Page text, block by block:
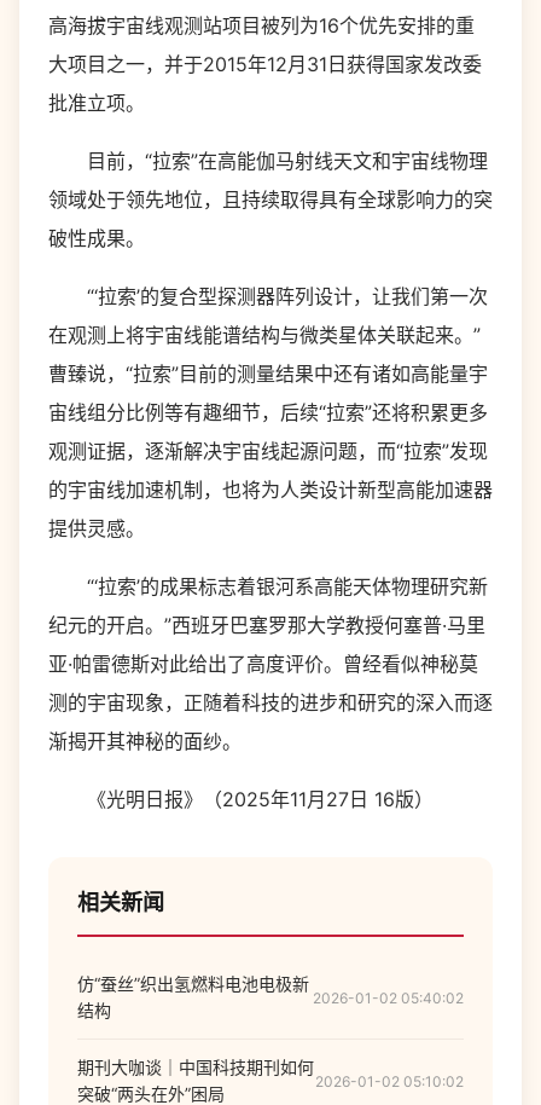
高海拔宇宙线观测站项目被列为16个优先安排的重
大项目之一，并于2015年12月31日获得国家发改委
批准立项。
目前，“拉索”在高能伽马射线天文和宇宙线物理
领域处于领先地位，且持续取得具有全球影响力的突
破性成果。
“‘拉索’的复合型探测器阵列设计，让我们第一次
在观测上将宇宙线能谱结构与微类星体关联起来。”
曹臻说，“拉索”目前的测量结果中还有诸如高能量宇
宙线组分比例等有趣细节，后续“拉索”还将积累更多
观测证据，逐渐解决宇宙线起源问题，而“拉索”发现
的宇宙线加速机制，也将为人类设计新型高能加速器
提供灵感。
“‘拉索’的成果标志着银河系高能天体物理研究新
纪元的开启。”西班牙巴塞罗那大学教授何塞普·马里
亚·帕雷德斯对此给出了高度评价。曾经看似神秘莫
测的宇宙现象，正随着科技的进步和研究的深入而逐
渐揭开其神秘的面纱。
《光明日报》（2025年11月27日 16版）
相关新闻
仿“蚕丝”织出氢燃料电池电极新
结构
2026-01-02 05:40:02
期刊大咖谈｜中国科技期刊如何
突破“两头在外”困局
2026-01-02 05:10:02